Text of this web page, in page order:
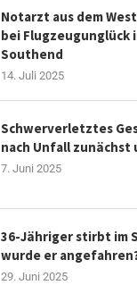
Notarzt aus dem
bei Flugzeugunglück
Southend
14. Juli 2025
Schwerverletztes
nach Unfall zunächst
7. Juni 2025
36-Jähriger stirbt im
wurde er
29. Juni 2025